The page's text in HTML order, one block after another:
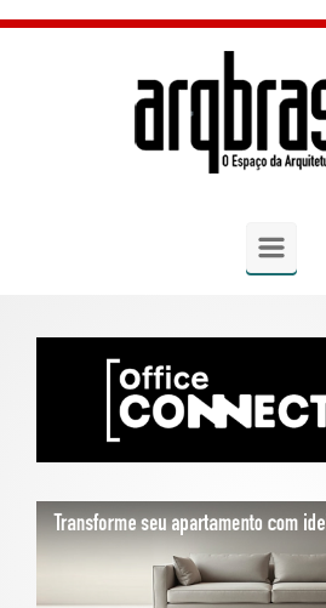
Skip to main content